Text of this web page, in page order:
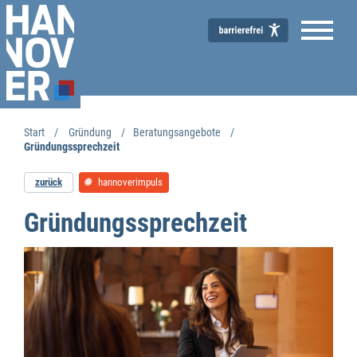
Start Gründung
Beratungsangebote
Gründungssprechzeit
zurück hannoverimpuls
Gründungssprechzeit